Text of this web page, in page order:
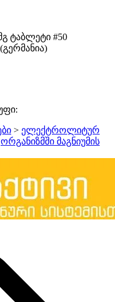
ტაბლეტი #50
(გერმანია)
> ელექტროლიტურ
ორგანიზმში მაგნიუმის